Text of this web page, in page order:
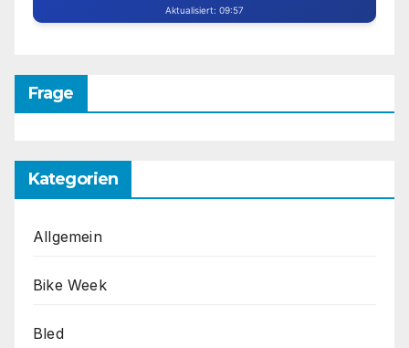
Frage
Kategorien
Allgemein
Bike Week
Bled